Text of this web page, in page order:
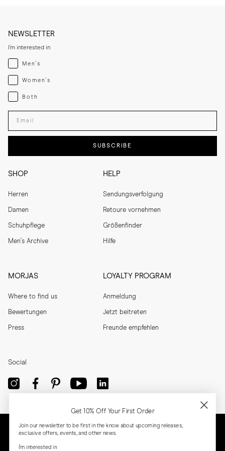
SHOP
Herren
Damen
Schuhpflege
Men's Archive
HELP
Sendungsverfolgung
Retoure vornehmen
Größenfinder
Hilfe
MORJAS
Where to find us
Bewertungen
Press
LOYALTY PROGRAM
Anmeldung
Jetzt beitreten
Freunde empfehlen
NEWSLETTER
I'm interested in
Menswear
Men's
Womenswear
Women's
Both
Both
Enter your email adress
SUBSCRIBE
Social
Get 10% Off Your First Order
Join our newsletter to be first in the know about upcoming releases,
exclusive offers, events, and other news.
I'm interested in